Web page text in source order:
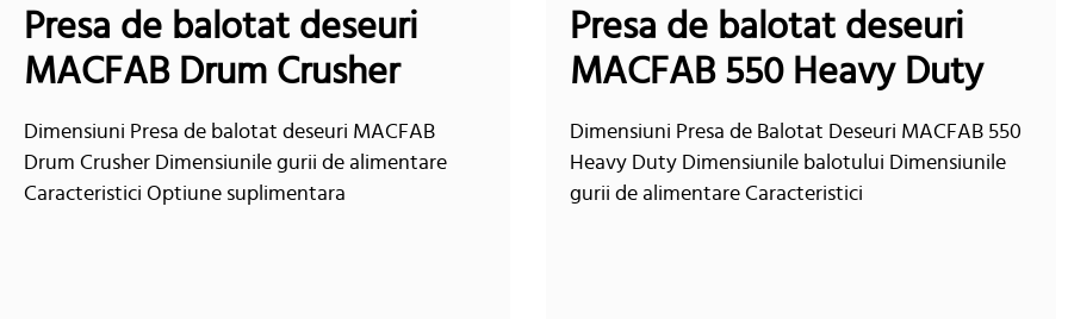
Presa de balotat deseuri
MACFAB Drum Crusher
Dimensiuni Presa de balotat deseuri MACFAB
Drum Crusher Dimensiunile gurii de alimentare
Caracteristici Optiune suplimentara
Presa de balotat deseuri
MACFAB 550 Heavy Duty
Dimensiuni Presa de Balotat Deseuri MACFAB 550
Heavy Duty Dimensiunile balotului Dimensiunile
gurii de alimentare Caracteristici